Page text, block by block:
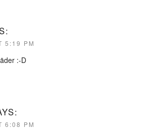
5:19 PM
:-D
6:08 PM